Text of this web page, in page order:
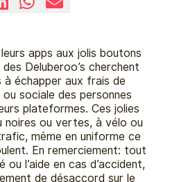
apps aux jolis boutons
Deluberoo’s cherchent
échapper aux frais de
sociale des personnes
plateformes. Ces jolies
noires ou vertes, à vélo ou
même en uniforme ce
En remerciement: tout
ou l’aide en cas d’accident,
de désaccord sur le